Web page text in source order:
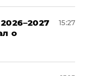
о
15:27